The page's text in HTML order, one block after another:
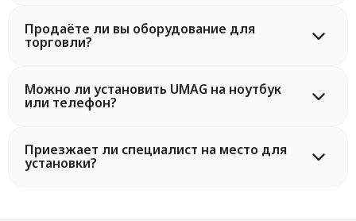
Продаёте ли вы оборудование для
торговли?
Можно ли установить UMAG на ноутбук
или телефон?
Приезжает ли специалист на место для
установки?